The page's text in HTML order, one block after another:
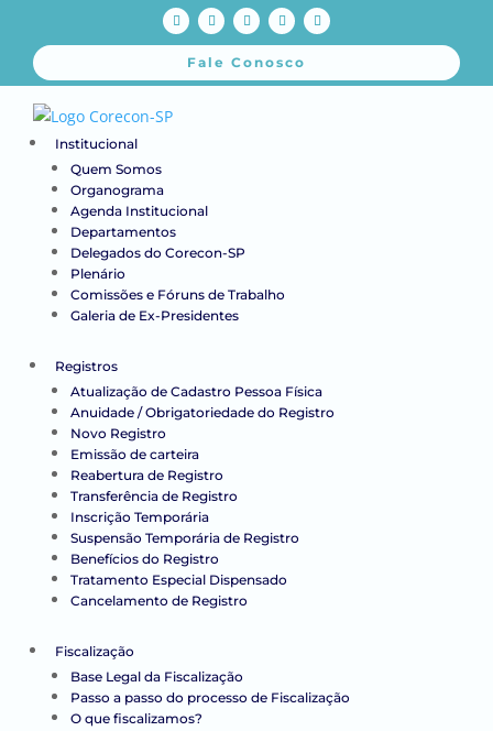
Fale Conosco
Institucional
Quem Somos
Organograma
Agenda Institucional
Departamentos
Delegados do Corecon-SP
Plenário
Comissões e Fóruns de Trabalho
Galeria de Ex-Presidentes
Registros
Atualização de Cadastro Pessoa Física
Anuidade / Obrigatoriedade do Registro
Novo Registro
Emissão de carteira
Reabertura de Registro
Transferência de Registro
Inscrição Temporária
Suspensão Temporária de Registro
Benefícios do Registro
Tratamento Especial Dispensado
Cancelamento de Registro
Fiscalização
Base Legal da Fiscalização
Passo a passo do processo de Fiscalização
O que fiscalizamos?